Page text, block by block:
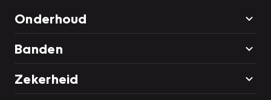
Onderhoud
Banden
Zekerheid